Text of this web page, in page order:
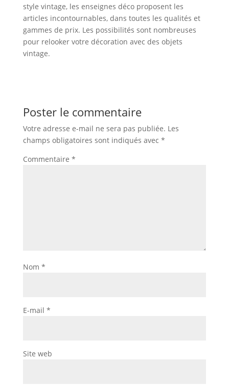
style vintage, les enseignes déco proposent les
articles incontournables, dans toutes les qualités et
gammes de prix. Les possibilités sont nombreuses
pour relooker votre décoration avec des objets
vintage.
Poster le commentaire
Votre adresse e-mail ne sera pas publiée. Les
champs obligatoires sont indiqués avec *
Commentaire *
Nom *
E-mail *
Site web